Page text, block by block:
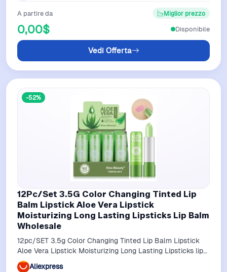
A partire da
0,00$
Miglior prezzo
Vedi Offerta
Disponibile
-52%
12Pc/Set 3.5G Color Changing Tinted Lip
Balm Lipstick Aloe Vera Lipstick
Moisturizing Long Lasting Lipsticks Lip Balm
Wholesale
12pc/SET 3.5g Color Changing Tinted Lip Balm Lipstick
Aloe Vera Lipstick Moisturizing Long Lasting Lipsticks lip
balm wholesale
Aliexpress